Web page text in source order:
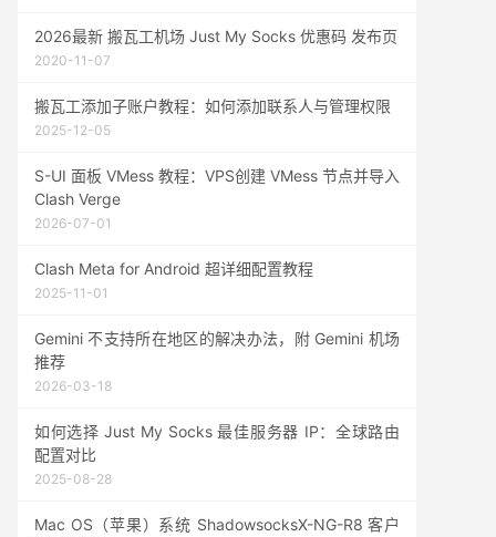
2026最新 搬瓦工机场 Just My Socks 优惠码 发布页
2020-11-07
搬瓦工添加子账户教程：如何添加联系人与管理权限
2025-12-05
S-UI 面板 VMess 教程：VPS创建 VMess 节点并导入
Clash Verge
2026-07-01
Clash Meta for Android 超详细配置教程
2025-11-01
Gemini 不支持所在地区的解决办法，附 Gemini 机场
推荐
2026-03-18
如何选择 Just My Socks 最佳服务器 IP：全球路由
配置对比
2025-08-28
Mac OS（苹果）系统 ShadowsocksX-NG-R8 客户